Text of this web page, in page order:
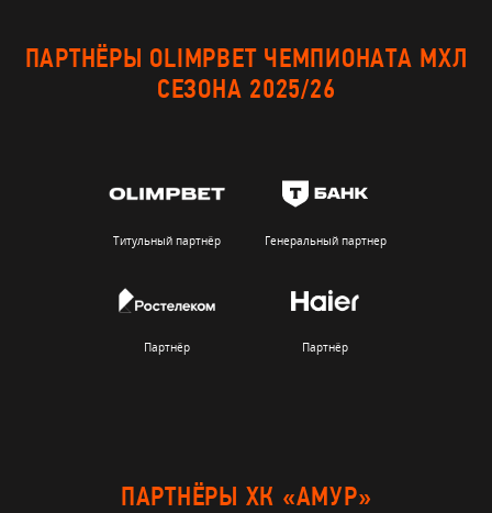
ПАРТНЁРЫ OLIMPBET ЧЕМПИОНАТА МХЛ
СЕЗОНА 2025/26
Титульный партнёр Генеральный партнер
Партнёр Партнёр
ПАРТНЁРЫ ХК «АМУР»